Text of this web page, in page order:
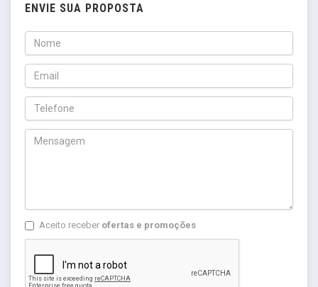
ENVIE SUA PROPOSTA
Aceito receber ofertas e promoções